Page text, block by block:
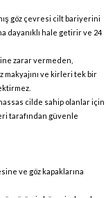
göz çevresi cilt bariyerini
dayanıklı hale getirir ve 24
zarar vermeden,
ve kirleri tek bir
cilde sahip olanlar için
tarafından güvenle
ve göz kapaklarına